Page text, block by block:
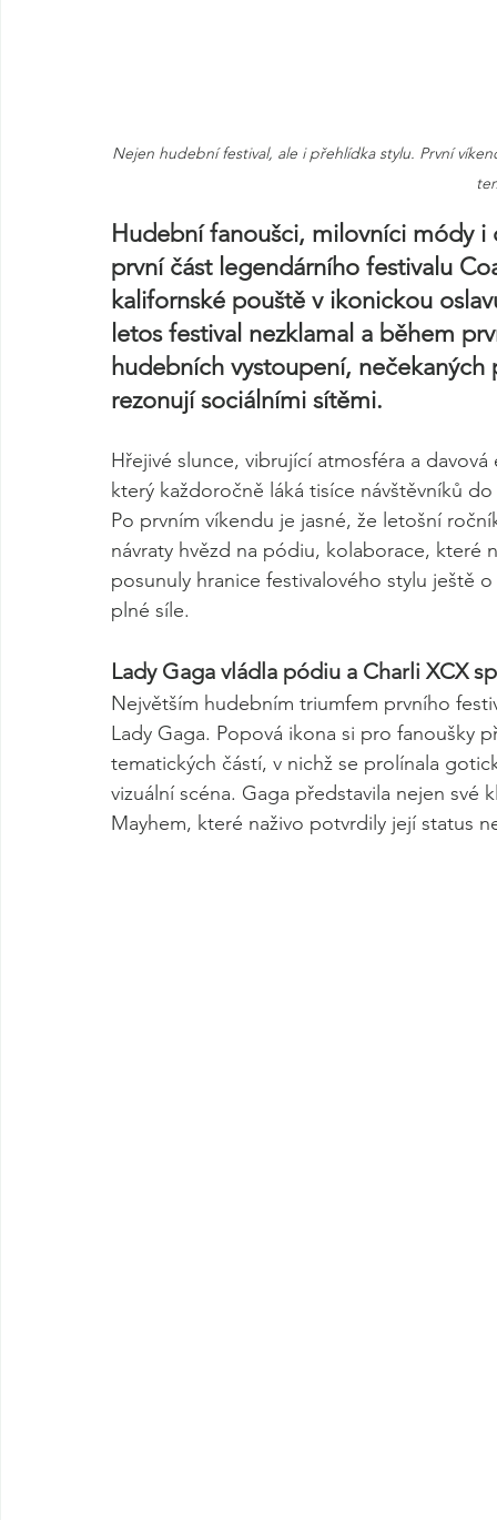
Nejen hudební festival, ale i přehlídka stylu. První
Hudební fanoušci, milovníci módy
první část legendárního festivalu
kalifornské pouště v ikonickou
letos festival nezklamal a během
hudebních vystoupení,
rezonují sociálními sítěmi.
Hřejivé slunce, vibrující atmosféra a
který každoročně láká tisíce návštěvníků
Po prvním víkendu je jasné, že letošní
návraty hvězd na pódiu, kolaborace,
posunuly hranice festivalového stylu ještě
plné síle.
Lady Gaga vládla pódiu a Charli XCX
Největším hudebním triumfem prvního
Lady Gaga. Popová ikona si pro
tematických částí, v nichž se prolínala
vizuální scéna. Gaga představila nejen
Mayhem, které naživo potvrdily její status